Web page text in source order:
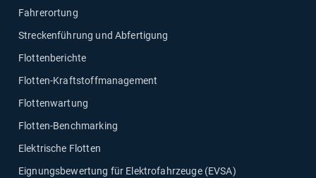
Fahrerortung
Streckenführung und Abfertigung
Flottenberichte
Flotten-Kraftstoffmanagement
Flottenwartung
Flotten-Benchmarking
Elektrische Flotten
Eignungsbewertung für Elektrofahrzeuge (EVSA)